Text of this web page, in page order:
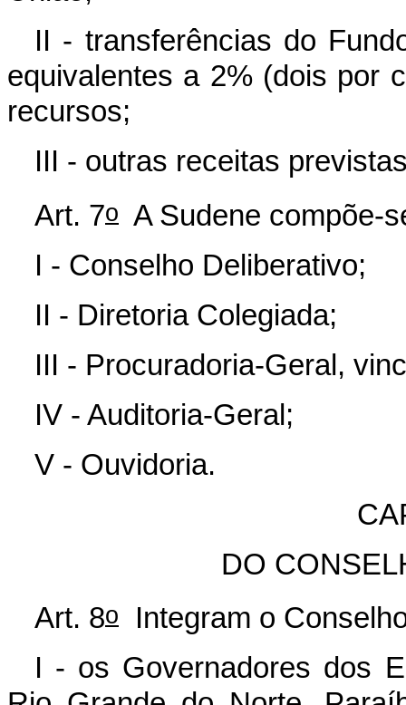
II - transferências do
equivalentes a 2% (dois por
recursos;
III - outras receitas
Art. 7o A Sudene compõe-
I - Conselho Deliberativo;
II - Diretoria Colegiada;
III - Procuradoria-Geral,
IV - Auditoria-Geral;
V - Ouvidoria.
DO
Art. 8o
Integram o
I - os Governadores dos